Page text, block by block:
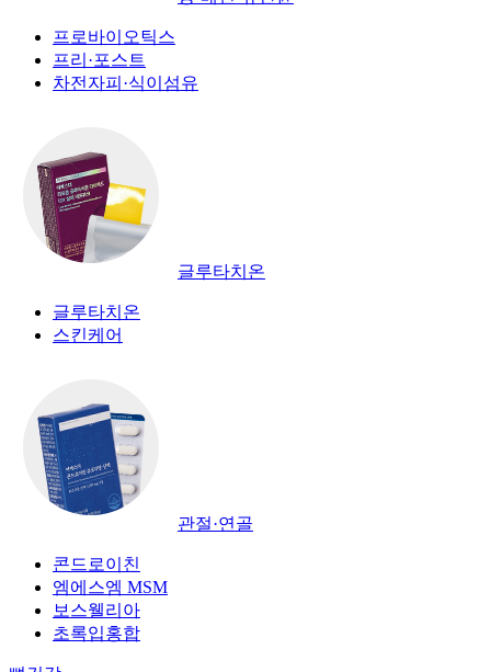
프로바이오틱스
프리·포스트
차전자피·식이섬유
글루타치온
글루타치온
스킨케어
관절·연골
콘드로이친
엠에스엠 MSM
보스웰리아
초록입홍합